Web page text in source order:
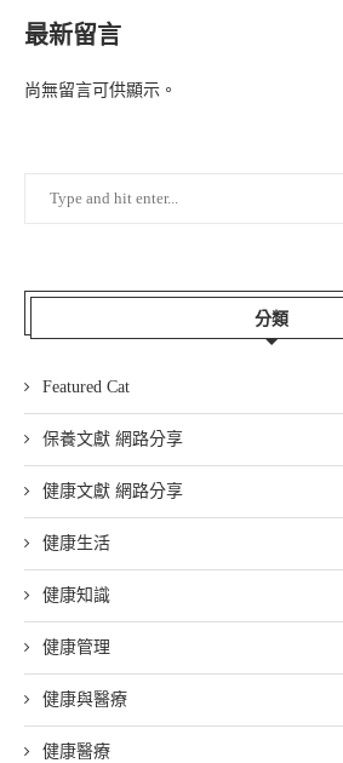
最新留言
尚無留言可供顯示。
分類
Featured Cat
保養文獻 網路分享
健康文獻 網路分享
健康生活
健康知識
健康管理
健康與醫療
健康醫療